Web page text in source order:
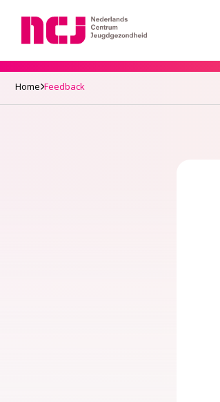
Home Feedback